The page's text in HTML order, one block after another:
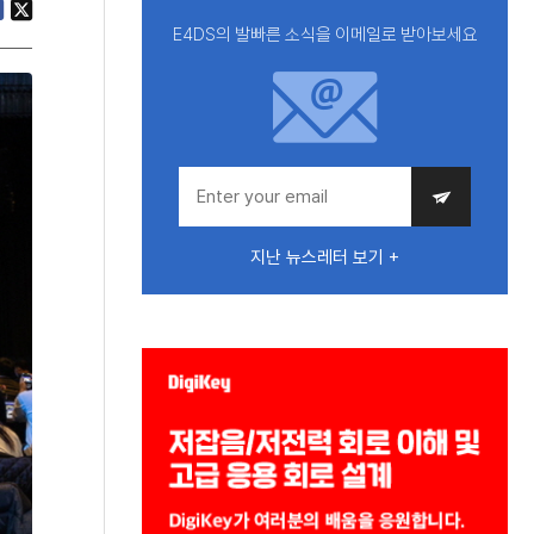
E4DS의 발빠른 소식을 이메일로 받아보세요
지난 뉴스레터 보기 +